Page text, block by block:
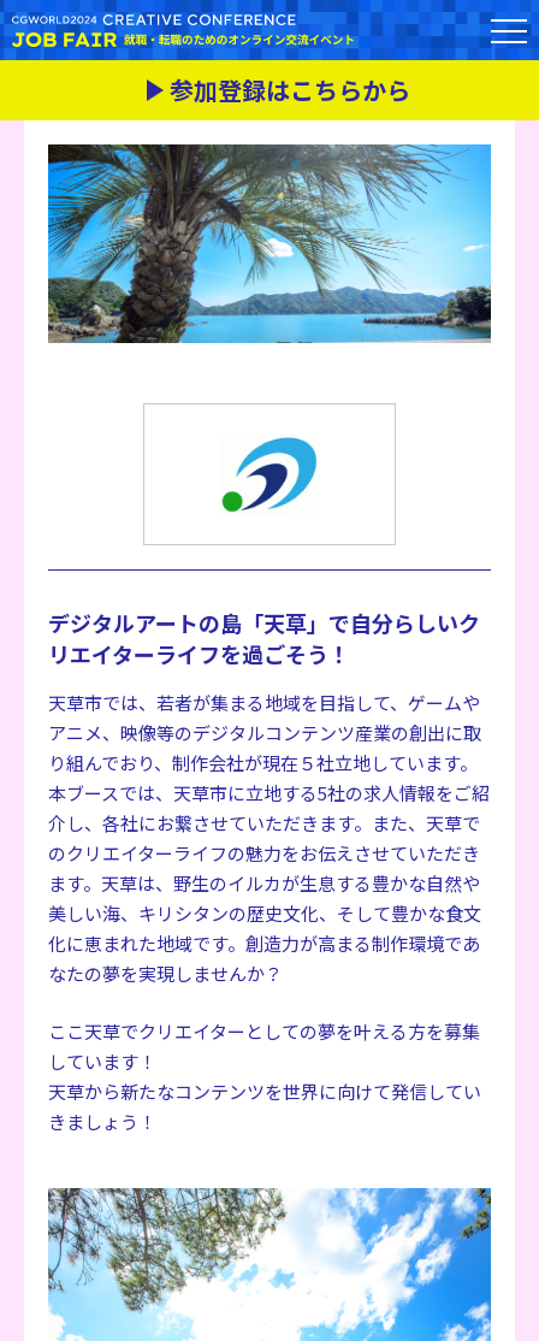
参加登録はこちらから
デジタルアートの島「天草」で自分らしいク
リエイターライフを過ごそう！
天草市では、若者が集まる地域を目指して、ゲームや
アニメ、映像等のデジタルコンテンツ産業の創出に取
り組んでおり、制作会社が現在５社立地しています。
本ブースでは、天草市に立地する5社の求人情報をご紹
介し、各社にお繋させていただきます。また、天草で
のクリエイターライフの魅力をお伝えさせていただき
ます。 天草は、野生のイルカが生息する豊かな自然や
美しい海、キリシタンの歴史文化、そして豊かな食文
化に恵まれた地域です。創造力が高まる制作環境であ
なたの夢を実現しませんか？
ここ天草でクリエイターとしての夢を叶える方を募集
しています！
天草から新たなコンテンツを世界に向けて発信してい
きましょう！